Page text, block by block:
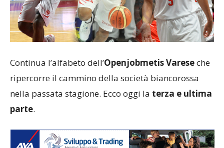
Continua l’alfabeto dell’Openjobmetis Vareseche
ripercorre il cammino della società biancorossa
nella passata stagione. Ecco oggi la terza e ultima
parte.